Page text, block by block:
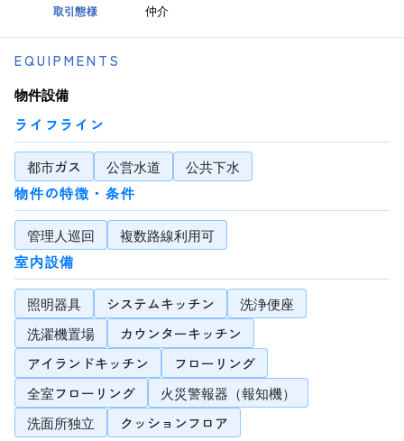
取引態様 仲介
EQUIPMENTS
物件設備
ライフライン
都市ガス 公営水道
公共下水
物件の特徴・条件
管理人巡回
複数路線利用可
室内設備
照明器具 システムキッチン
洗浄便座
洗濯機置場
カウンターキッチン
アイランドキッチン
フローリング
全室フローリング
火災警報器（報知機）
洗面所独立
クッションフロア